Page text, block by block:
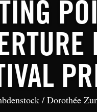
/ Dorothée